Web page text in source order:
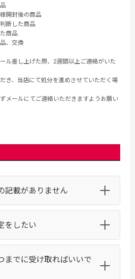
開封後の商品
断した商品
商品
、交換
ル差し上げた際、2週間以上ご連絡がいた
き、当店にて処分を進めさせていただく場
メールにてご連絡いただきますようお願い
記載がありません
をしたい
までに受け取ればいいで